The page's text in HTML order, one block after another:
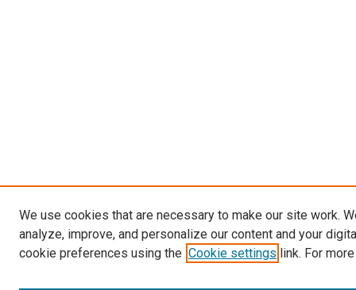
We use cookies that are necessary to make our site work.
analyze, improve, and personalize our content and your
cookie preferences using the Cookie settings link. For